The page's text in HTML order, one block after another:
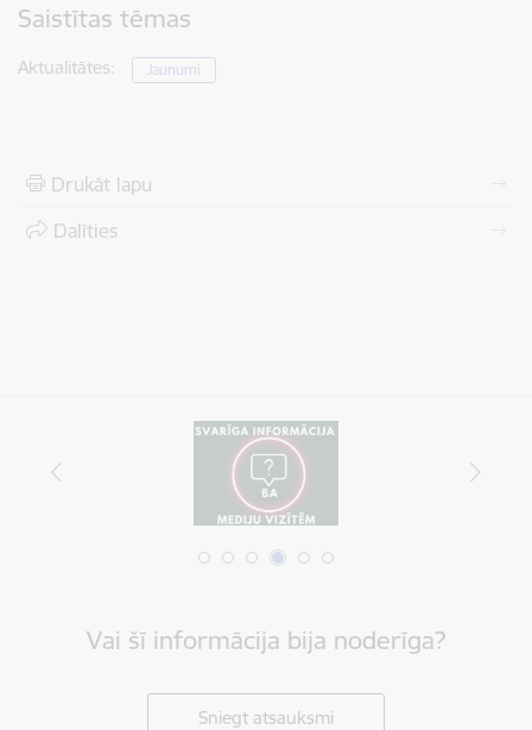
Saistītas tēmas
Aktualitātes: Jaunumi
Drukāt lapu
Dalīties
Vai šī informācija bija noderīga?
Sniegt atsauksmi